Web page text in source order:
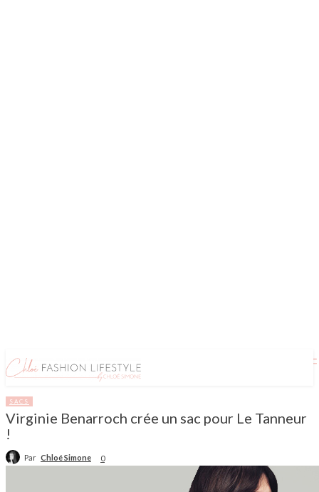
SACS
Virginie Benarroch crée un sac pour Le Tanneur
!
Par Chloé Simone 0